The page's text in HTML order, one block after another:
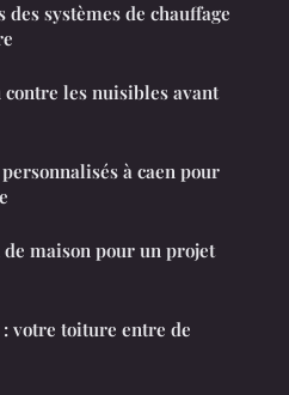
systèmes de chauffage
les nuisibles avant
à caen pour
maison pour un projet
votre toiture entre de